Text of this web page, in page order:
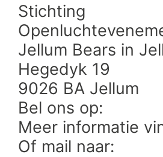
Stichting
Jellum Bears in
Hegedyk 19
9026 BA Jellum
Bel ons op:
Meer informatie
Of mail naar: